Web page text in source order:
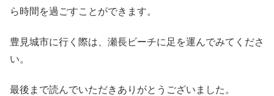
ら時間を過ごすことができます。
豊見城市に行く際は、瀬長ビーチに足を運んでみてくださ
い。
最後まで読んでいただきありがとうございました。